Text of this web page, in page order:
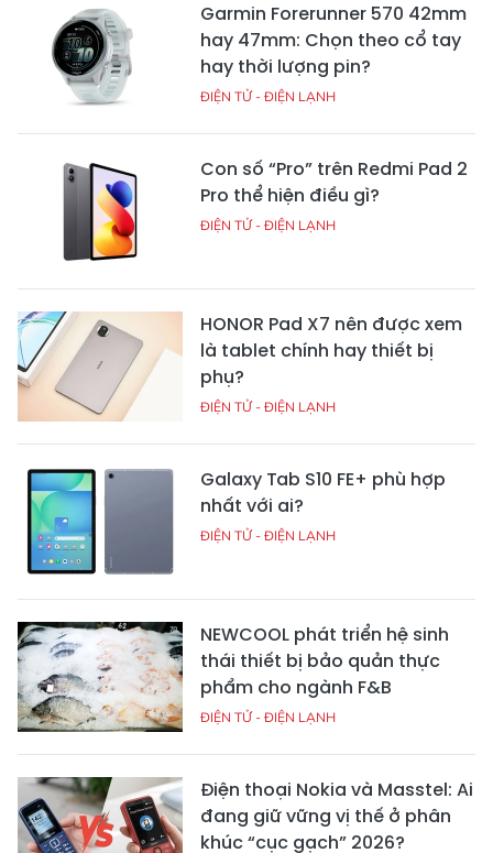
Garmin Forerunner 570 42mm
hay 47mm: Chọn theo cổ tay
hay thời lượng pin?
ĐIỆN TỬ - ĐIỆN LẠNH
Con số “Pro” trên Redmi Pad 2
Pro thể hiện điều gì?
ĐIỆN TỬ - ĐIỆN LẠNH
HONOR Pad X7 nên được xem
là tablet chính hay thiết bị
phụ?
ĐIỆN TỬ - ĐIỆN LẠNH
Galaxy Tab S10 FE+ phù hợp
nhất với ai?
ĐIỆN TỬ - ĐIỆN LẠNH
NEWCOOL phát triển hệ sinh
thái thiết bị bảo quản thực
phẩm cho ngành F&B
ĐIỆN TỬ - ĐIỆN LẠNH
Điện thoại Nokia và Masstel: Ai
đang giữ vững vị thế ở phân
khúc “cục gạch” 2026?